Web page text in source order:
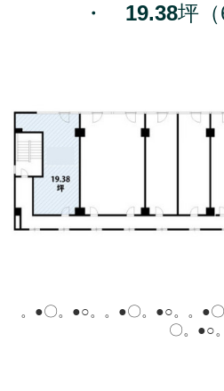
・ 19.38坪（
。●〇。●○。 。●〇。●○。 。●
〇。●○。